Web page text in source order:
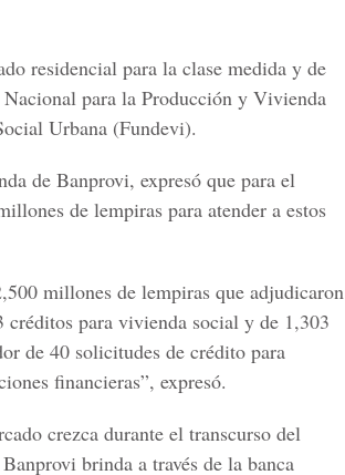
residencial para la clase medida y de
para la Producción y Vivienda
Urbana (Fundevi).
de Banprovi, expresó que para el
de lempiras para atender a estos
millones de lempiras que adjudicaron
para vivienda social y de 1,303
de 40 solicitudes de crédito para
financieras”, expresó.
crezca durante el transcurso del
brinda a través de la banca